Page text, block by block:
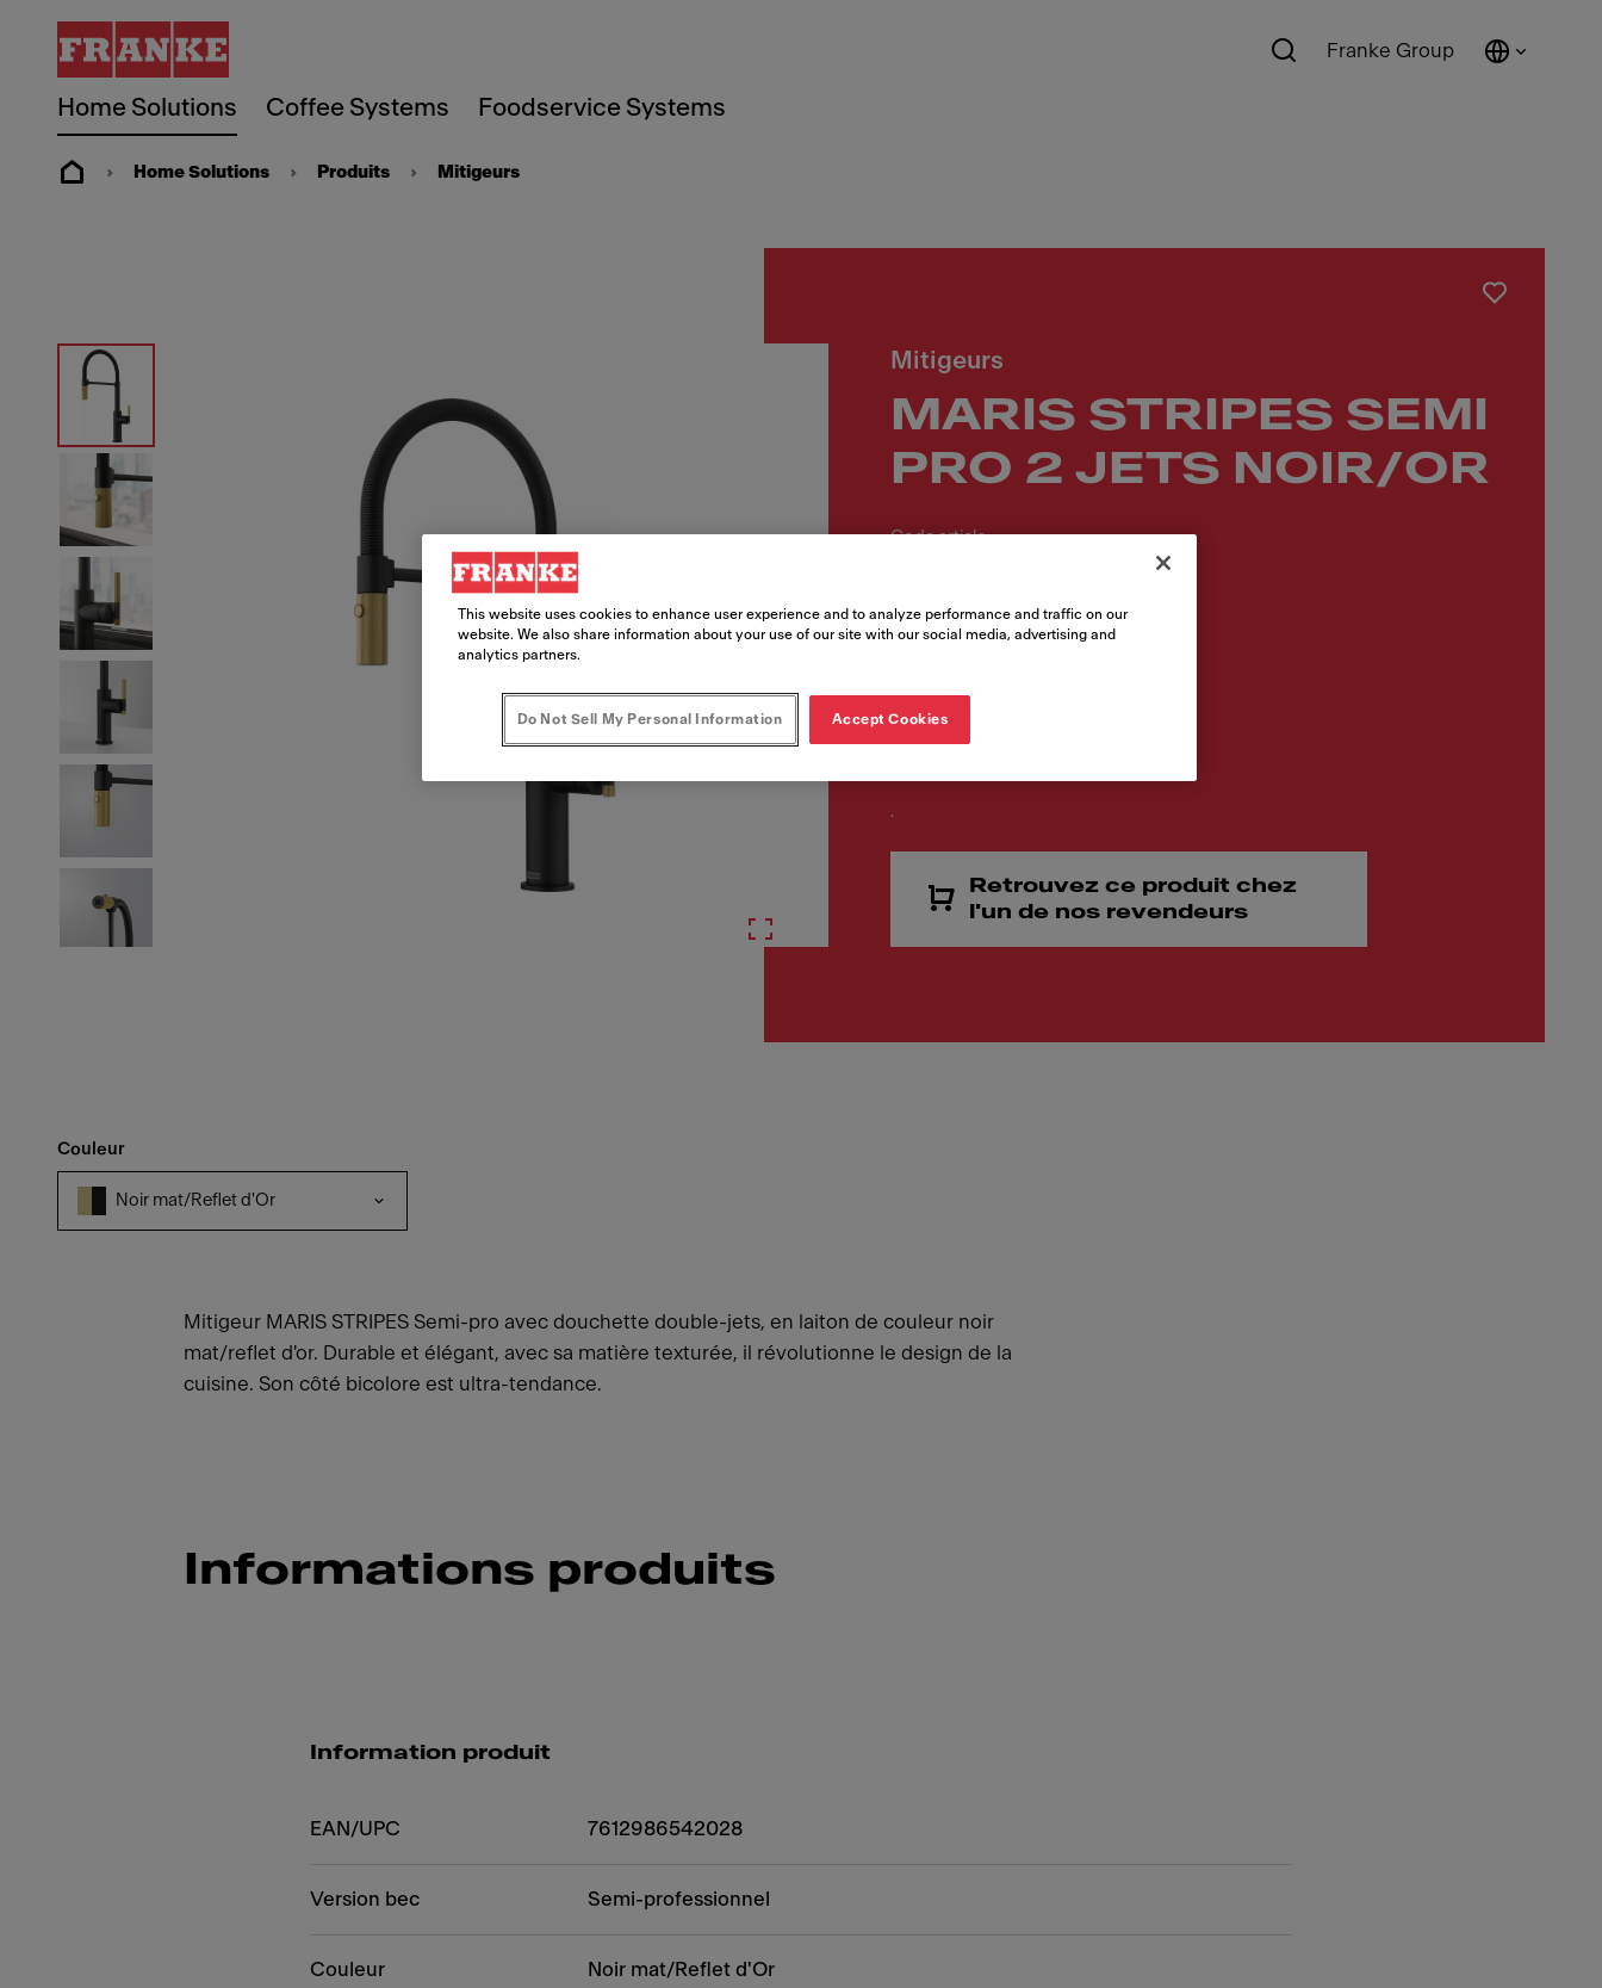
Home Solutions Coffee Systems Foodservice Systems
Franke Group
Home Solutions Produits Mitigeurs
Mitigeurs
MARIS STRIPES SEMI
PRO 2 JETS NOIR/OR
Code article
.
Retrouvez ce produit chez
l'un de nos revendeurs
Couleur
Noir mat/Reflet d'Or
Mitigeur MARIS STRIPES Semi-pro avec douchette double-jets, en laiton de couleur noir
mat/reflet d'or. Durable et élégant, avec sa matière texturée, il révolutionne le design de la
cuisine. Son côté bicolore est ultra-tendance.
Informations produits
Information produit
EAN/UPC 7612986542028
Version bec Semi-professionnel
Couleur Noir mat/Reflet d'Or
This website uses cookies to enhance user experience and to analyze performance and traffic on our
website. We also share information about your use of our site with our social media, advertising and
analytics partners.
Do Not Sell My Personal Information Accept Cookies